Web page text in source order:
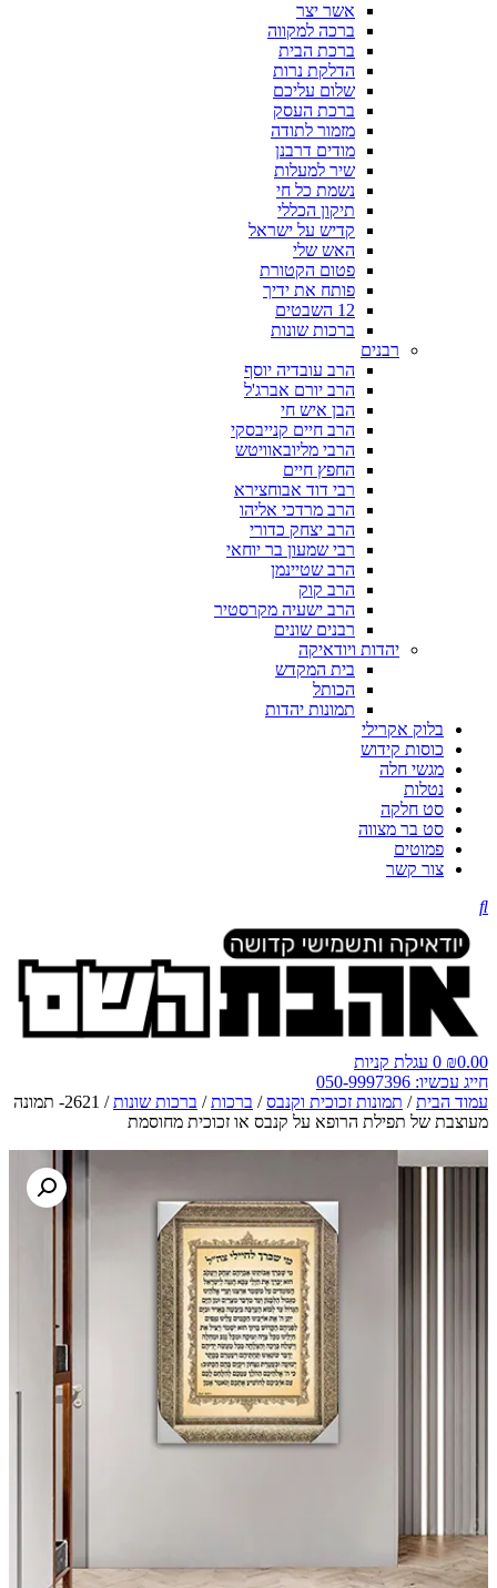
אשר יצר
ברכה למקווה
ברכת הבית
הדלקת נרות
שלום עליכם
ברכת העסק
מזמור לתודה
מודים דרבנן
שיר למעלות
נשמת כל חי
תיקון הכללי
קדיש על ישראל
האש שלי
פטום הקטורת
פותח את ידיך
12 השבטים
ברכות שונות
רבנים
הרב עובדיה יוסף
הרב יורם אברג'ל
הבן איש חי
הרב חיים קנייבסקי
הרבי מליובאוויטש
החפץ חיים
רבי דוד אבוחצירא
הרב מרדכי אליהו
הרב יצחק כדורי
רבי שמעון בר יוחאי
הרב שטיינמן
הרב קוק
הרב ישעיה מקרסטיר
רבנים שונים
יהדות ויודאיקה
בית המקדש
הכותל
תמונות יהדות
בלוק אקרילי
כוסות קידוש
מגשי חלה
נטלות
סט חלקה
סט בר מצווה
פמוטים
צור קשר
₪0.00
0 עגלת קניות
חייג עכשיו: 050-9997396
עמוד הבית/ תמונות זכוכית וקנבס/ ברכות/ ברכות שונות
/ 2621- תמונה
מעוצבת של תפילת הרופא על קנבס או זכוכית מחוסמת